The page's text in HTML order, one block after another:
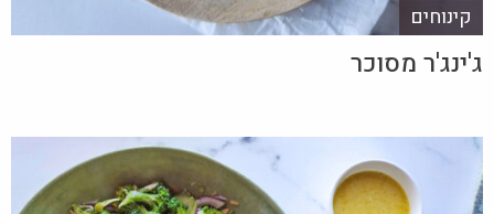
קינוחים
ג'ינג'ר מסוכר